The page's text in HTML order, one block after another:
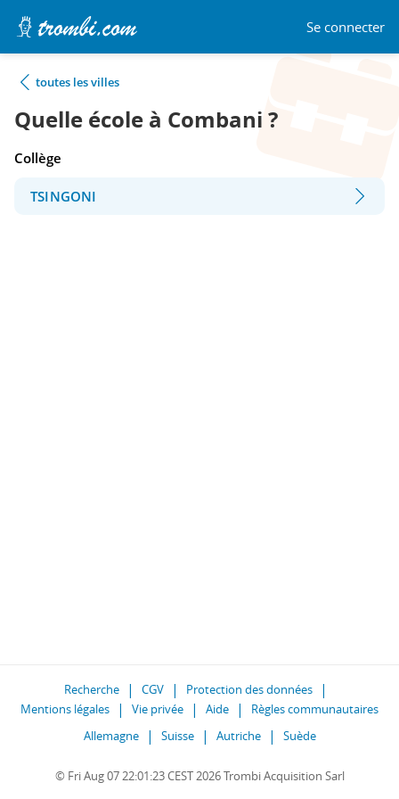
Se connecter
toutes les villes
Quelle école à Combani ?
Collège
TSINGONI
Recherche CGV
Protection des données
Mentions légales
Vie privée Aide
Règles communautaires
Allemagne
Suisse Autriche Suède
© Fri Aug 07 22:01:23 CEST 2026 Trombi Acquisition Sarl